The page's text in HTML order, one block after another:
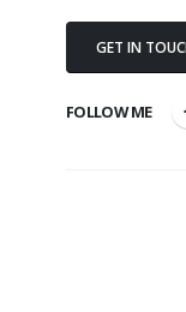
GET IN
FOLLOW ME